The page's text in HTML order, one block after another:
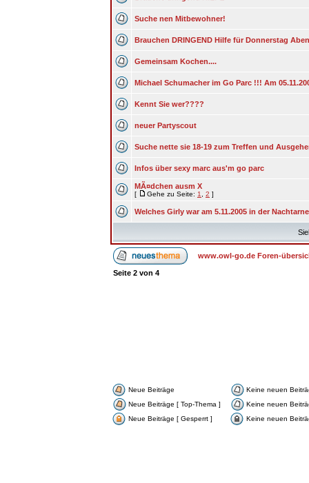
Suche nen Mitbewohner!
Brauchen DRINGEND Hilfe für Donnerstag
Gemeinsam Kochen....
Michael Schumacher im Go Parc !!! Am
Kennt Sie wer????
neuer Partyscout
Suche nette sie 18-19 zum Treffen und
Infos über sexy marc aus'm go parc
MÃ¤dchen ausm X
[ Gehe zu Seite: 1 2 ]
Welches Girly war am 5.11.2005 in der
www.owl-go.de Foren-
Seite 2 von 4
Neue Beiträge
Keine neuen
Neue Beiträge [ Top-Thema ]
Keine neuen
Neue Beiträge [ Gesperrt ]
Keine neuen